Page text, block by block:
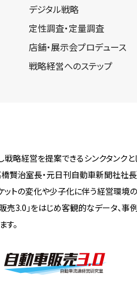
デジタル戦略
定性調査・定量調査
店舗・展示会プロデュース
戦略経営へのステップ
略経営を提案できるシンクタンクと
賢治室長・元日刊自動車新聞社社長
ットの変化や少子化に伴う経営環境
売3.0」をはじめ客観的なデータ、事
す。